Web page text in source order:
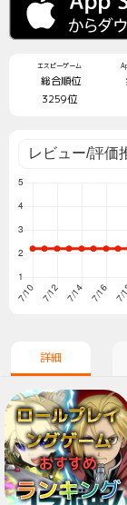
エスピーゲーム
総合順位
3259位
詳細
ロールプレイ
ングゲーム
おすすめ
ランキング